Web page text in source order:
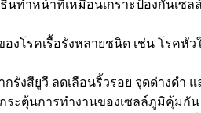
นทำหน้าที่เหมือนเกราะป้องกันเซ
ของโรคเรื้อรังหลายชนิด เช่น โร
รังสียูวี ลดเลือนริ้วรอย จุดด่างดำ
ะตุ้นการทำงานของเซลล์ภูมิคุ้มกั